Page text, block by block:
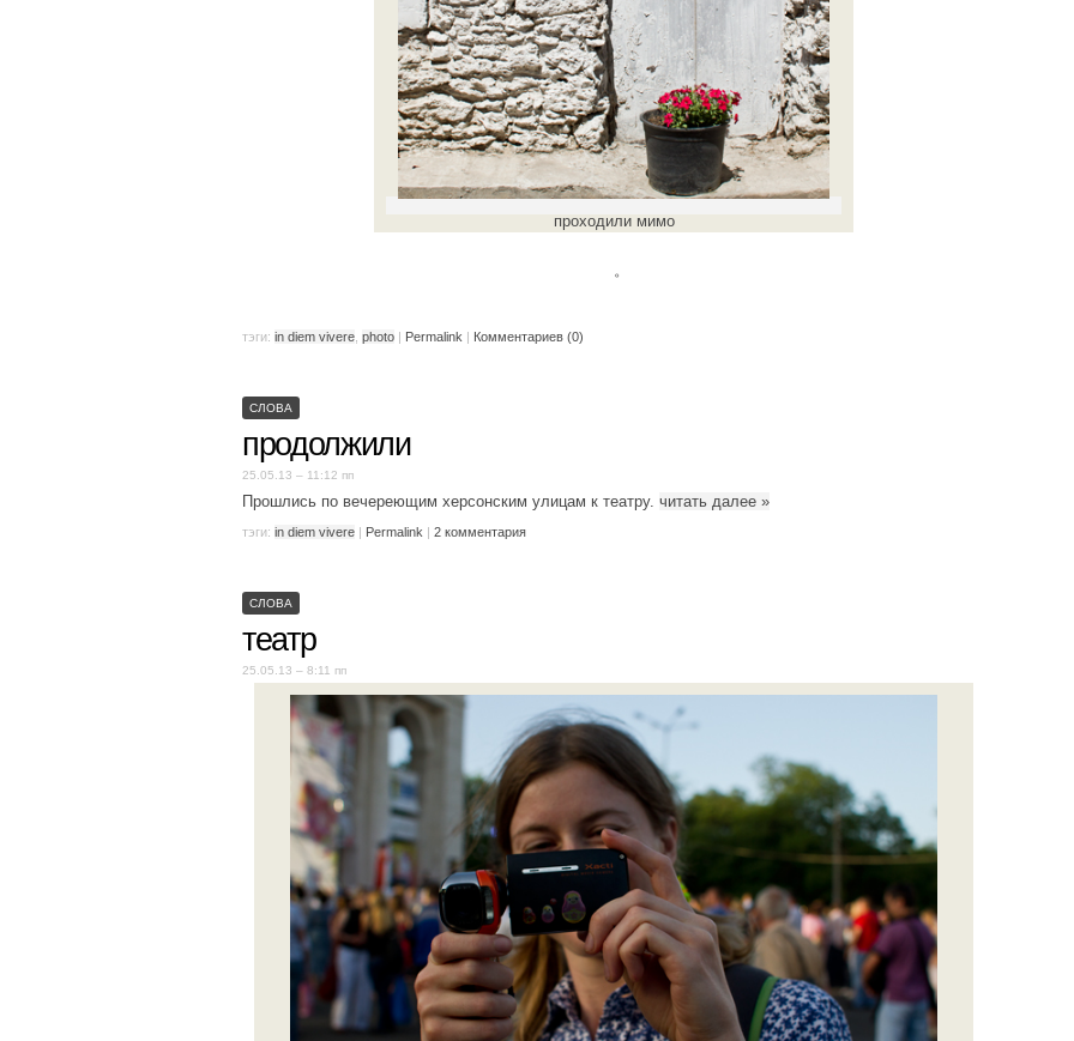
проходили мимо
。
тэги: in diem vivere photo | Permalink | Комментариев (0)
СЛОВА
продолжили
25.05.13 – 11:12 пп
Прошлись по вечереющим херсонским улицам к театру. читать далее »
тэги: in diem vivere | Permalink | 2 комментария
СЛОВА
театр
25.05.13 – 8:11 пп